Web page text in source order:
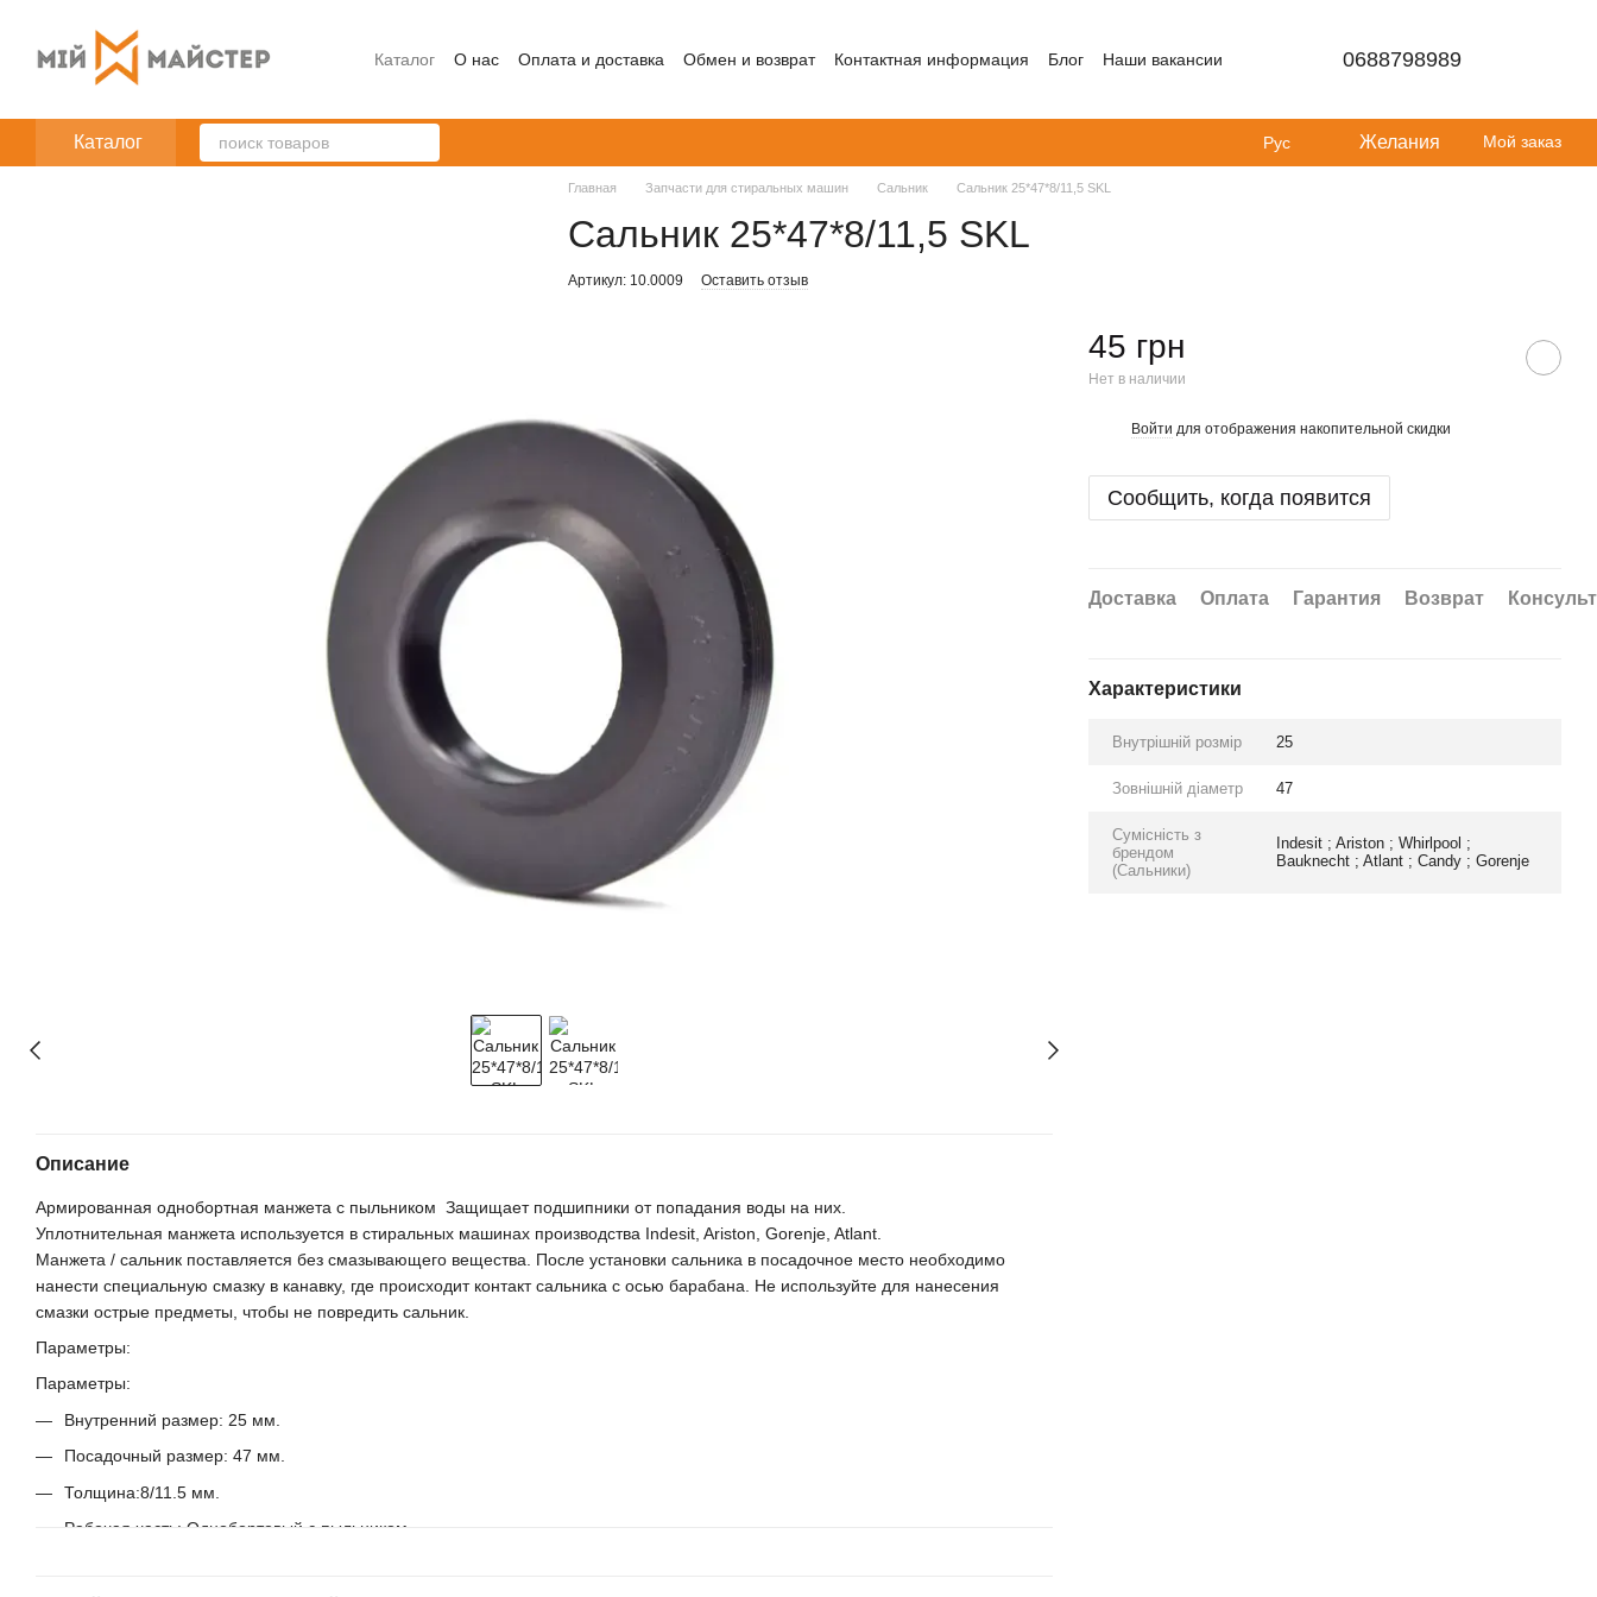
Каталог О нас Оплата и доставка Обмен и возврат Контактная информация Блог Наши вакансии 0688798989
Каталог Рус Желания Мой заказ
Главная Запчасти для стиральных машин Сальник Сальник 25*47*8/11,5 SKL
Сальник 25*47*8/11,5 SKL
Артикул: 10.0009 Оставить отзыв
45 грн
Нет в наличии
Войти для отображения накопительной скидки
Сообщить, когда появится
Доставка Оплата Гарантия Возврат
Характеристики
Внутрішній розмір 25
Зовнішній діаметр 47
Сумісність з
брендом
(Сальники)
Indesit ; Ariston ; Whirlpool ;
Bauknecht ; Atlant ; Candy ; Gorenje
Описание
Армированная однобортная манжета с пыльником Защищает подшипники от попадания воды на них.
Уплотнительная манжета используется в стиральных машинах производства Indesit, Ariston, Gorenje, Atlant.
Манжета / сальник поставляется без смазывающего вещества. После установки сальника в посадочное место необходимо
нанести специальную смазку в канавку, где происходит контакт сальника с осью барабана. Не используйте для нанесения
смазки острые предметы, чтобы не повредить сальник.
Параметры:
Параметры:
Внутренний размер: 25 мм.
Посадочный размер: 47 мм.
Толщина:8/11.5 мм.
Рабочая часть: Однобортовый с пыльником